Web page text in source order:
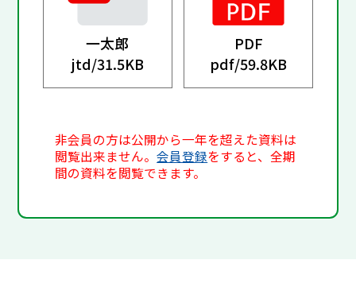
一太郎
jtd/31.5KB
PDF
pdf/59.8KB
非会員の方は公開から一年を超えた資料は
閲覧出来ません。会員登録をすると、全期
間の資料を閲覧できます。